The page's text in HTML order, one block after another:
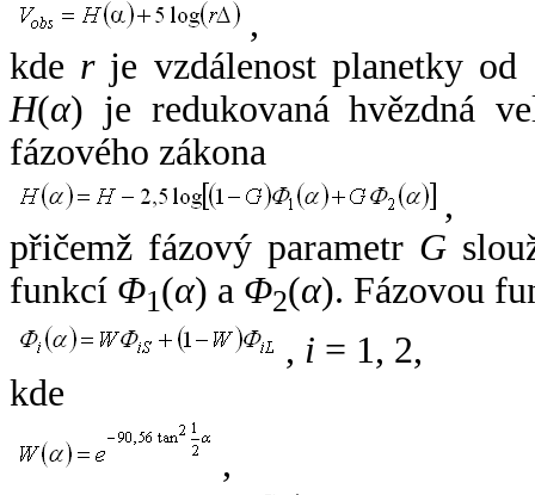
,
kde rje vzdálenost planetky od
H(α) je redukovaná hvězdná
fázového zákona
,
přičemž fázový parametr G
funkcí Φ1(α) a Φ2(α). Fázovou
, i = 1, 2,
kde
,